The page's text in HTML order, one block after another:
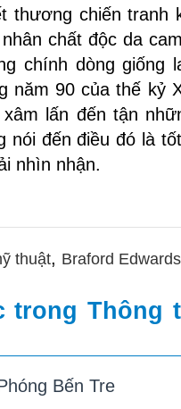
thương chiến tranh
chất độc da
chính dòng giống
năm 90 của thế kỷ
lấn đến tận
nói đến điều đó là
nhìn nhận.
thuật, Braford Edwards
trong Thông
Bến Tre